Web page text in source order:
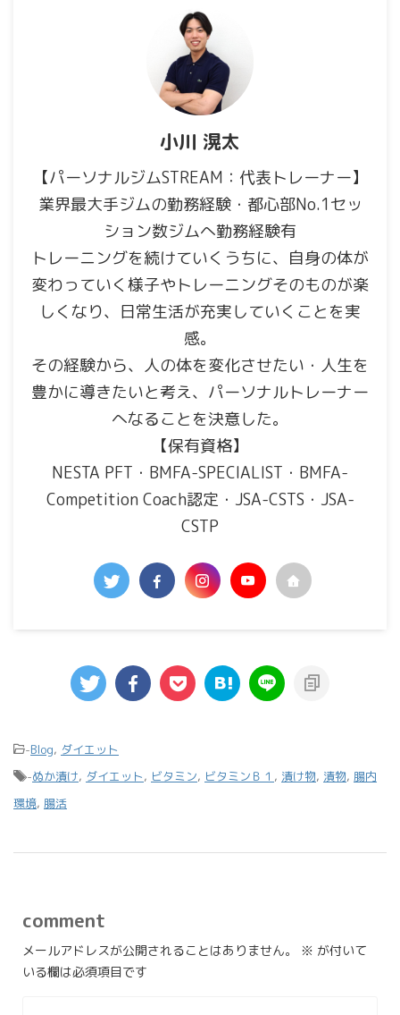
小川 滉太
【パーソナルジムSTREAM：代表トレーナー】
業界最大手ジムの勤務経験・都心部No.1セッ
ション数ジムへ勤務経験有
トレーニングを続けていくうちに、自身の体が
変わっていく様子やトレーニングそのものが楽
しくなり、日常生活が充実していくことを実
感。
その経験から、人の体を変化させたい・人生を
豊かに導きたいと考え、パーソナルトレーナー
へなることを決意した。
【保有資格】
NESTA PFT・BMFA-SPECIALIST・BMFA-
Competition Coach認定・JSA-CSTS・JSA-
CSTP
-Blog, ダイエット
-ぬか漬け, ダイエット, ビタミン, ビタミンＢ１ , 漬け物, 漬物, 腸内
環境, 腸活
comment
メールアドレスが公開されることはありません。 ※ が付いて
いる欄は必須項目です